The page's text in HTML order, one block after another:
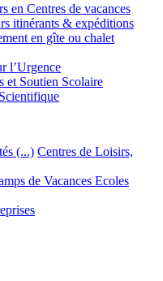
en Centres de vacances
itinérants & expéditions
en gîte ou chalet
l’Urgence
et Soutien Scolaire
(...) Centres de Loisirs,
de Vacances Ecoles